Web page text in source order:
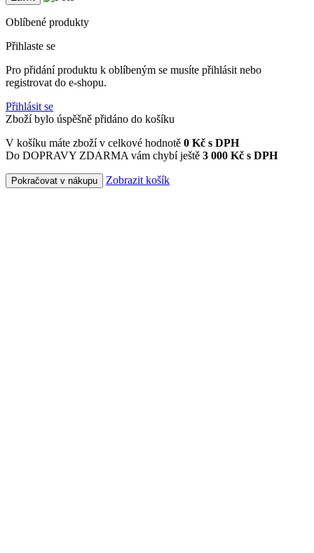
Oblíbené produkty
Přihlaste se
Pro přidání produktu k oblíbeným se musíte přihlásit nebo
registrovat do e-shopu.
Přihlásit se
Zboží bylo úspěšně přidáno do košíku
V košíku máte zboží v celkové hodnotě 0 Kč s DPH
Do DOPRAVY ZDARMA vám chybí ještě 3 000 Kč s DPH
Pokračovat v nákupu Zobrazit košík